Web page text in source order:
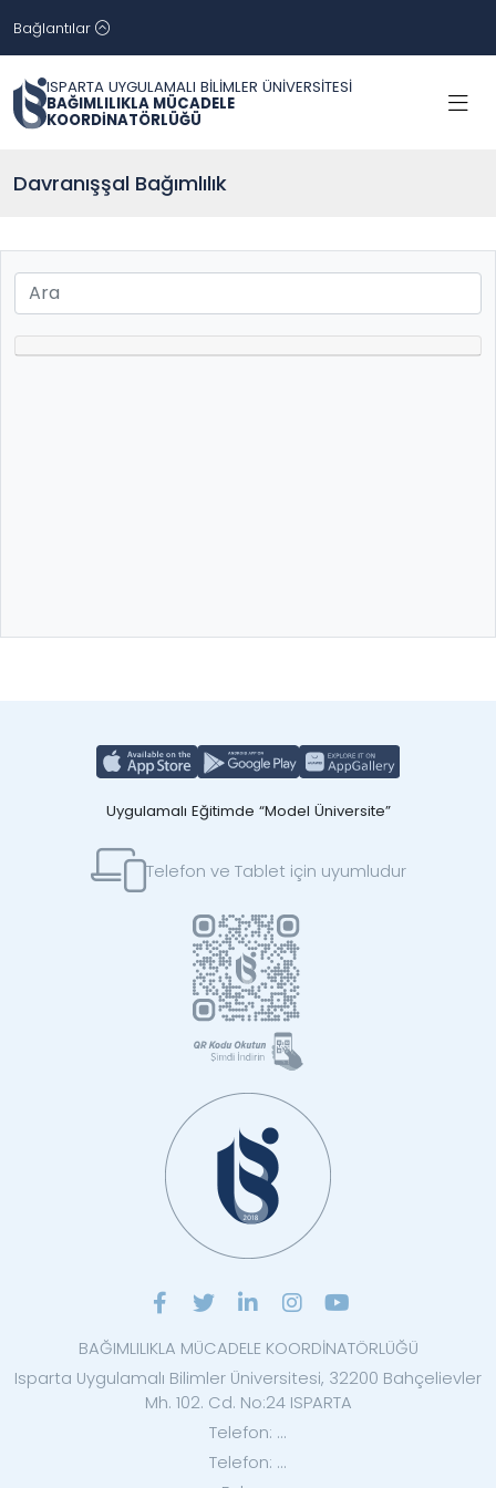
Bağlantılar
ISPARTA UYGULAMALI BİLİMLER ÜNİVERSİTESİ
BAĞIMLILIKLA MÜCADELE
KOORDİNATÖRLÜĞÜ
Davranışşal Bağımlılık
Uygulamalı Eğitimde “Model Üniversite”
Telefon ve Tablet için uyumludur
BAĞIMLILIKLA MÜCADELE KOORDİNATÖRLÜĞÜ
Isparta Uygulamalı Bilimler Üniversitesi, 32200 Bahçelievler
Mh. 102. Cd. No:24 ISPARTA
Telefon: ...
Telefon: ...